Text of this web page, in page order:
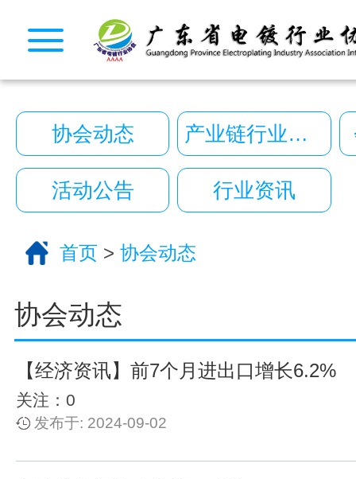
协会动态 产业链行业动态
活动公告 行业资讯
首页 > 协会动态
协会动态
【经济资讯】前7个月进出口增长6.2%
关注：0
发布于: 2024-09-02
10222390号
技术支持:艾迪品牌策划
关于我们
服务分类
电话咨询
返回首页